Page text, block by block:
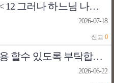
로 쫓겨나, 거기에서 울며 이를 갈 것이다.”>>>프리메이슨들아 웃지마라
2026-07-18
신고 0
수 있도록 부탁합니다.
2026-06-22